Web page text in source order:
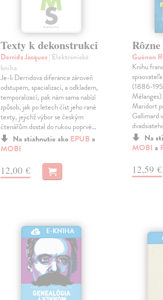
Texty k dekonstrukci
Derrida Jacques| Elektronická
kniha
Je-li Derridova diferance zároveň
odstupem, spacializací, a odkladem,
temporalizací, pak nám sama nabízí
způsob, jak po letech číst jeho rané
texty, jejichž výbor se českým
čtenářům dostal do rukou poprvé…
Na stiahnutie ako EPUB a
MOBI
12,00 €
Guénon
Knihu
(1886-
Maridort
Gallimard
Na
MOBI a
12,59 €
E-KNIHA